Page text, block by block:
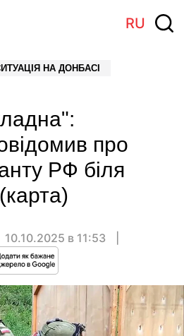
RU
НА ДОНБАСІ
про
РФ біля
10.10.2025 в 11:53